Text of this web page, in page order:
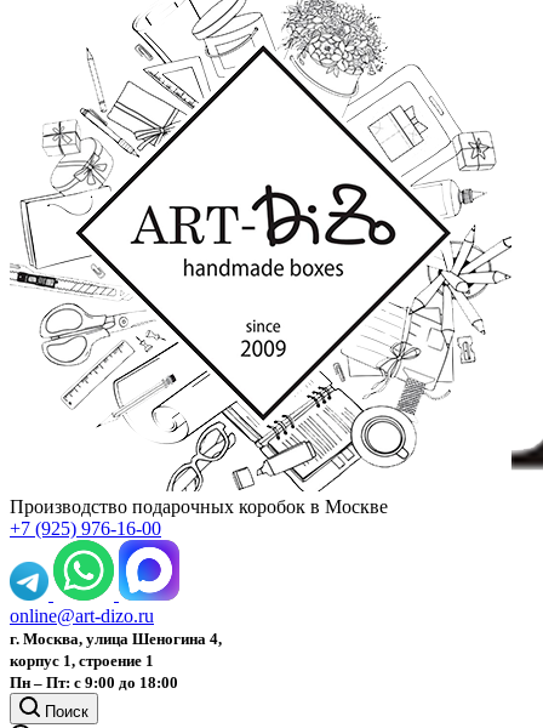
Производство подарочных коробок в Москве
+7 (925) 976-16-00
online@art-dizo.ru
г. Москва, улица Шеногина 4,
корпус 1, строение 1
Пн – Пт: с 9:00 до 18:00
Поиск